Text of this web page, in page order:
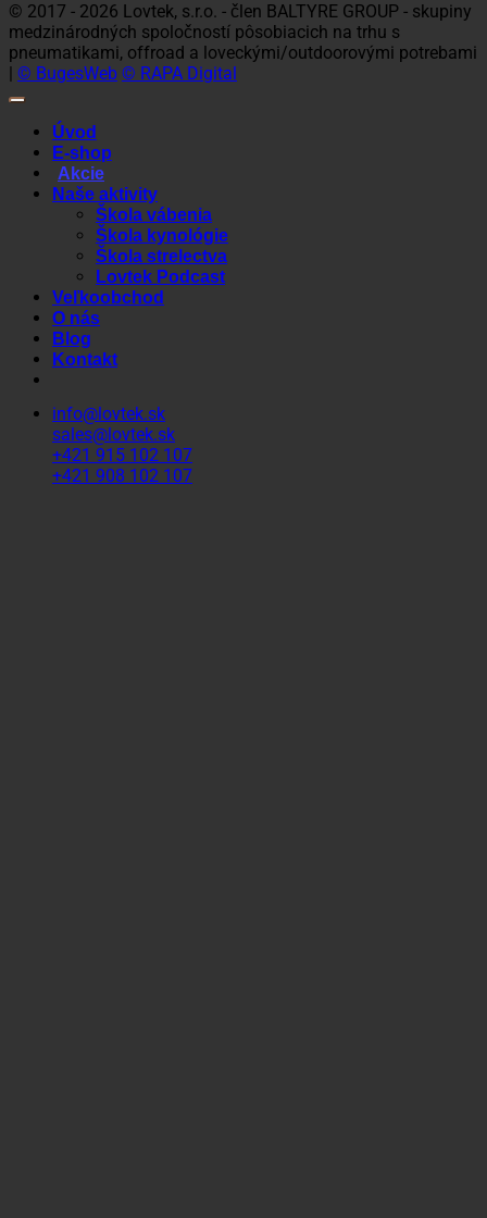
© 2017 - 2026 Lovtek, s.r.o. - člen BALTYRE GROUP - skupiny
medzinárodných spoločností pôsobiacich na trhu s
pneumatikami, offroad a loveckými/outdoorovými potrebami
© BugesWeb © RAPA Digital
Úvod
E-shop
Akcie
Naše aktivity
Škola vábenia
Škola kynológie
Škola strelectva
Lovtek Podcast
Veľkoobchod
O nás
Blog
Kontakt
info@lovtek.sk
sales@lovtek.sk
+421 915 102 107
+421 908 102 107